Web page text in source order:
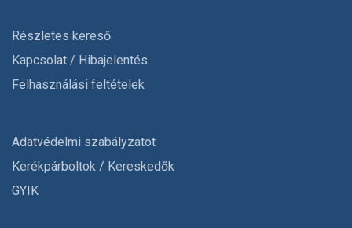
Részletes kereső
Kapcsolat / Hibajelentés
Felhasználási feltételek
Adatvédelmi szabályzatot
Kerékpárboltok / Kereskedők
GYIK